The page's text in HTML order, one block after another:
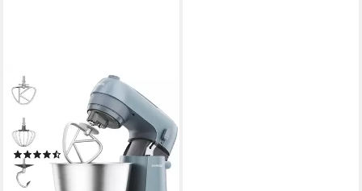
KENWOOD
Küchenmaschine Go
KZM35.000GY, 800 W, 4 l
Schüssel
(36)
ab 278,92 €
lieferbar - in 5-6 Werktagen bei dir